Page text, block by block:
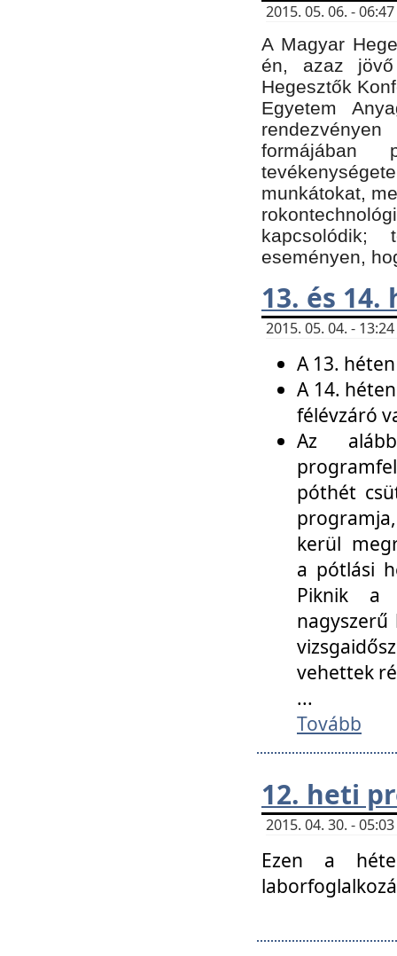
2015. 05. 06. -
A Magyar
én, azaz
Hegesztők
Egyetem
formájában
munkátokat,
eseményen,
13. és
2015. 05. 04. -
A 13.
A 14.
félévzáró
Az
póthét
kerül
a pótlási
Piknik a
vehettek
...
Tovább
12. heti
2015. 04. 30. -
Ezen a